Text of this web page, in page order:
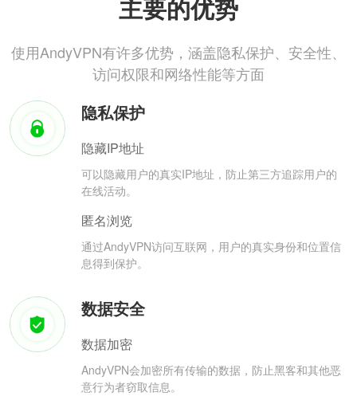
主要的优势
使用AndyVPN有许多优势，涵盖隐私保护、安全性、
访问权限和网络性能等方面
隐私保护
隐藏IP地址
可以隐藏用户的真实IP地址，防止第三方追踪用户的
在线活动。
匿名浏览
通过AndyVPN访问互联网，用户的真实身份和位置信
息得到保护。
数据安全
数据加密
AndyVPN会加密所有传输的数据，防止黑客和其他恶
意行为者窃取信息。